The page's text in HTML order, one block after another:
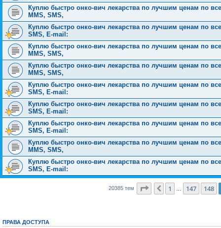
Куплю быстро онко-вич лекарства по лучшим ценам по
MMS, SMS,
Куплю быстро онко-вич лекарства по лучшим ценам по
SMS, E-mail:
Куплю быстро онко-вич лекарства по лучшим ценам по
MMS, SMS,
Куплю быстро онко-вич лекарства по лучшим ценам по
MMS, SMS,
Куплю быстро онко-вич лекарства по лучшим ценам по
SMS, E-mail:
Куплю быстро онко-вич лекарства по лучшим ценам по
SMS, E-mail:
Куплю быстро онко-вич лекарства по лучшим ценам по
SMS, E-mail:
Куплю быстро онко-вич лекарства по лучшим ценам по
MMS, SMS,
Куплю быстро онко-вич лекарства по лучшим ценам по
SMS, E-mail:
20385 тем Страница 149из 816
Пред.
1 147 148
ПРАВА ДОСТУПА